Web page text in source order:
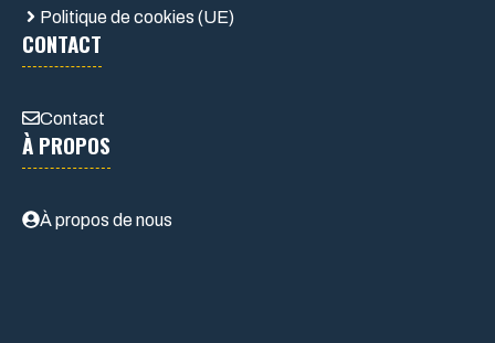
Politique de cookies (UE)
CONTACT
Contact
À PROPOS
À propos de nous